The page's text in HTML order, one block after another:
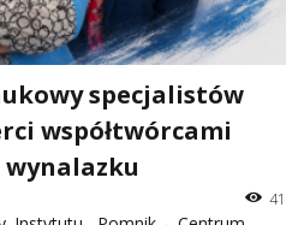
specjalistów
współtwórcami
41